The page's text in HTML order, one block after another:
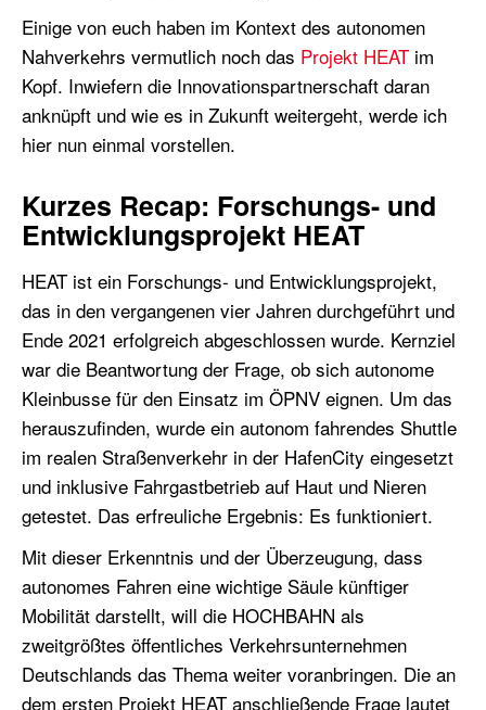
Einige von euch haben im Kontext des autonomen
Nahverkehrs vermutlich noch das Projekt HEAT im
Kopf. Inwiefern die Innovationspartnerschaft daran
anknüpft und wie es in Zukunft weitergeht, werde ich
hier nun einmal vorstellen.
Kurzes Recap: Forschungs- und
Entwicklungsprojekt HEAT
HEAT ist ein Forschungs- und Entwicklungsprojekt,
das in den vergangenen vier Jahren durchgeführt und
Ende 2021 erfolgreich abgeschlossen wurde. Kernziel
war die Beantwortung der Frage, ob sich autonome
Kleinbusse für den Einsatz im ÖPNV eignen. Um das
herauszufinden, wurde ein autonom fahrendes Shuttle
im realen Straßenverkehr in der HafenCity eingesetzt
und inklusive Fahrgastbetrieb auf Haut und Nieren
getestet. Das erfreuliche Ergebnis: Es funktioniert.
Mit dieser Erkenntnis und der Überzeugung, dass
autonomes Fahren eine wichtige Säule künftiger
Mobilität darstellt, will die HOCHBAHN als
zweitgrößtes öffentliches Verkehrsunternehmen
Deutschlands das Thema weiter voranbringen. Die an
dem ersten Projekt HEAT anschließende Frage lautet